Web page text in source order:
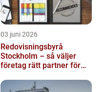
03 juni 2026
Redovisningsbyrå
Stockholm – så väljer
företag rätt partner för